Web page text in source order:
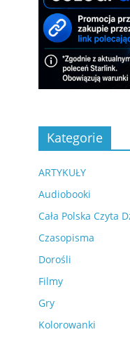
Kategorie
ARTYKUŁY
Audiobooki
Cała Polska Czyta
Czasopisma
Dorośli
Filmy
Gry
Kolorowanki